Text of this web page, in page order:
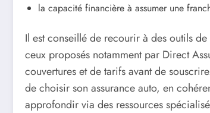
la capacité financière à assumer une
Il est conseillé de recourir à des outils
ceux proposés notamment par Direct
couvertures et de tarifs avant de
de choisir son assurance auto, en
approfondir via des ressources